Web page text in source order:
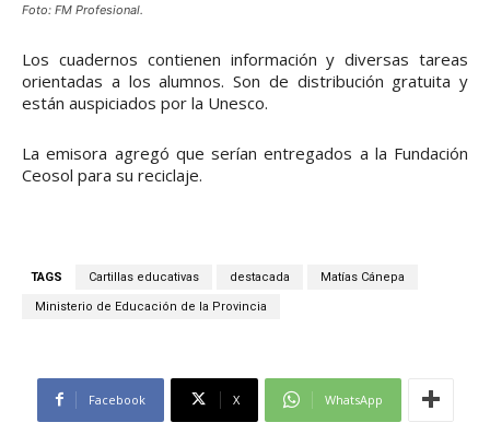
Foto: FM Profesional.
Los cuadernos contienen información y diversas tareas
orientadas a los alumnos. Son de distribución gratuita y
están auspiciados por la Unesco.
La emisora agregó que serían entregados a la Fundación
Ceosol para su reciclaje.
TAGS Cartillas educativas destacada Matías Cánepa
Ministerio de Educación de la Provincia
Facebook X WhatsApp